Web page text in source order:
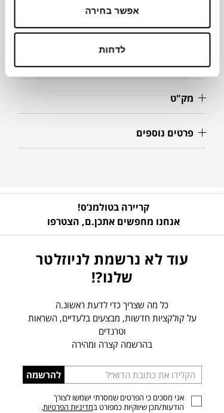
אפשר בחירה
לדחות
15X15X16H ס"מ
מידע על חומרים
מק"ט
פרטים נוספים
קריירה בטולמנ’ס!
אנחנו מחפשים אתכן.ם, הצטרפו
עוד לא נרשמת לניוזלטר
שלנו?!
כל מה שצריך כדי לדעת ראשונ.ה
על קולקציות חדשות, מבצעים בלעדיים, השראות
וטרנדים
בהרשמה קצרה ומהירה
הכניסו
כתובת
דוא”ל
להרשמה
אני מסכים כי הפרטים שמסרתי ישמשו לצורך
הודעות/תכן שיווקיות כמפורט במדיניות הפרטיות.